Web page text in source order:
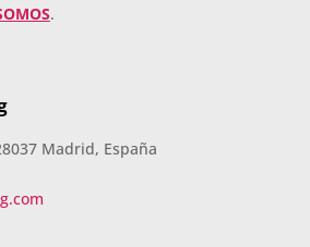
.
Madrid, España